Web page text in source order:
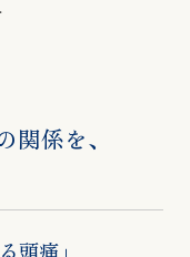
係を、
頭痛」